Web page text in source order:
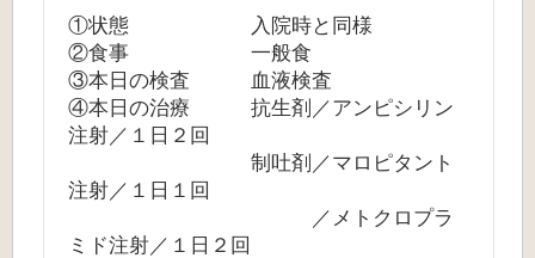
①状態 入院時と同様
②食事 一般食
③本日の検査 血液検査
④本日の治療 抗生剤／アンピシリン
注射／１日２回
制吐剤／マロピタント
注射／１日１回
／メトクロプラ
ミド注射／１日２回